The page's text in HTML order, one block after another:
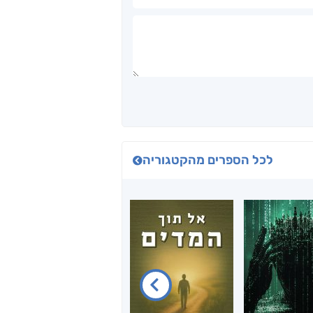
לכל הספרים מהקטגוריה